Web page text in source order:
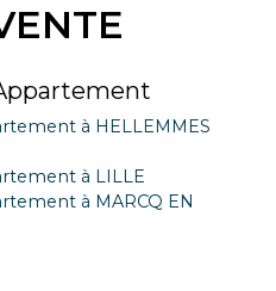
à HELLEMMES
à LILLE
à MARCQ EN